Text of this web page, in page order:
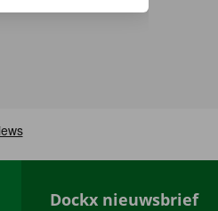
Dockx nieuwsbrief